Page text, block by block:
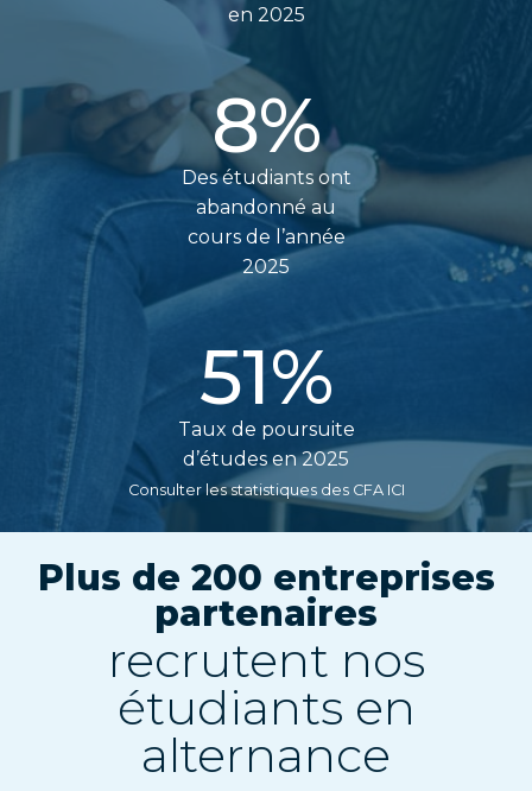
en 2025
8%
Des étudiants ont
abandonné au
cours de l’année
2025
51%
Taux de poursuite
d’études en 2025
Consulter les statistiques des CFA ICI
Plus de 200 entreprises
partenaires
recrutent nos
étudiants en
alternance